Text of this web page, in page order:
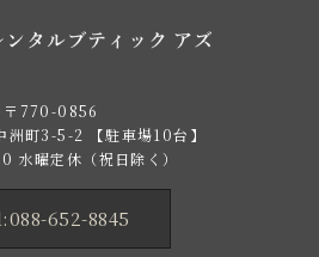
〒770-0856
洲町3-5-2 【駐車場10台】
水曜定休（祝日除く）
652-8845